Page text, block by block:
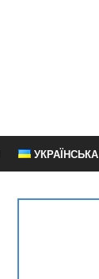
УКРАЇНСЬКА